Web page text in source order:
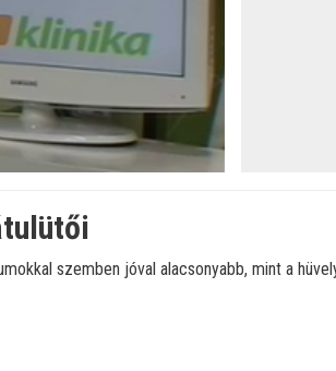
szemben jóval alacsonyabb, mint a